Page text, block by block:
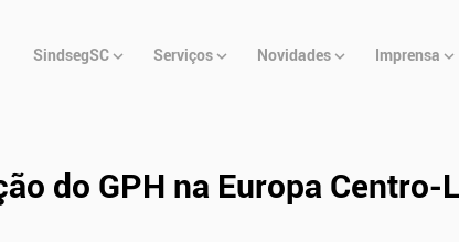
Principal
SindsegSC Serviços Novidades Imprensa
do GPH na Europa Centro-